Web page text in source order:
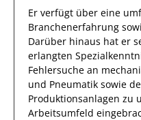
Er verfügt über eine
Branchenerfahrung
Darüber hinaus hat er
erlangten
Fehlersuche an
und Pneumatik sowie
Produktionsanlagen zu
Arbeitsumfeld